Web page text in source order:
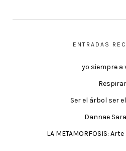
ENTRADAS
yo siempre a
Respirar
Ser el árbol ser
Dannae
LA METAMORFOSIS: